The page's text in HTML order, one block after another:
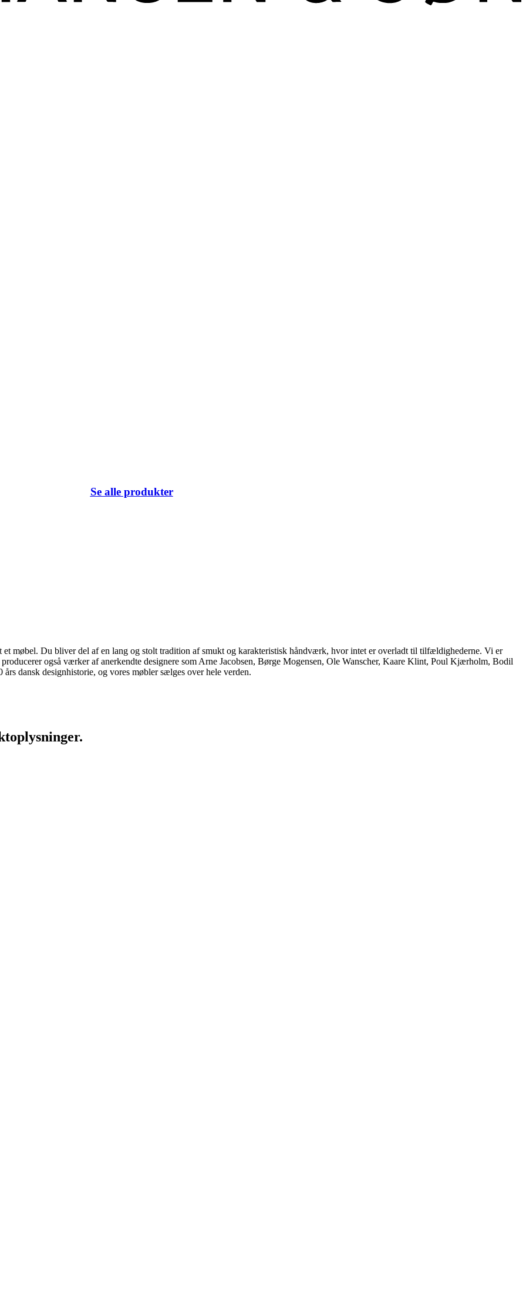
Se alle produkter
møbel. Du bliver del af en lang og stolt tradition af smukt og karakteristisk håndværk, hvor intet er overladt til tilfældighederne. Vi er
også værker af anerkendte designere som Arne Jacobsen, Børge Mogensen, Ole Wanscher, Kaare Klint, Poul Kjærholm, Bodil
dansk designhistorie, og vores møbler sælges over hele verden.